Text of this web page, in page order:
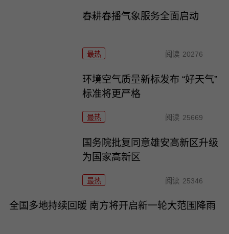
春耕春播气象服务全面启动
最热 阅读 20276
环境空气质量新标发布 “好天气”
标准将更严格
最热 阅读 25669
国务院批复同意雄安高新区升级
为国家高新区
最热 阅读 25346
全国多地持续回暖 南方将开启新一轮大范围降雨